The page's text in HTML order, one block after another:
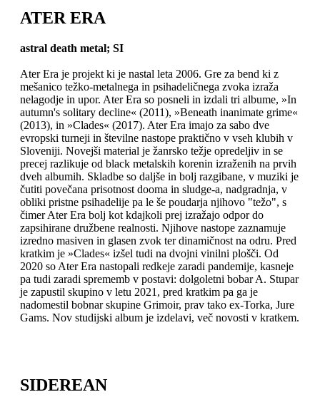
ATER ERA
astral death metal; SI
Ater Era je projekt ki je nastal leta 2006. Gre za bend ki z
mešanico težko-metalnega in psihadeličnega zvoka izraža
nelagodje in upor. Ater Era so posneli in izdali tri albume, »In
autumn's solitary decline« (2011), »Beneath inanimate grime«
(2013), in »Clades« (2017). Ater Era imajo za sabo dve
evropski turneji in številne nastope praktično v vseh klubih v
Sloveniji. Novejši material je žanrsko težje opredeljiv in se
precej razlikuje od black metalskih korenin izraženih na prvih
dveh albumih. Skladbe so daljše in bolj razgibane, v muziki je
čutiti povečana prisotnost dooma in sludge-a, nadgradnja, v
obliki pristne psihadelije pa le še poudarja njihovo "težo", s
čimer Ater Era bolj kot kdajkoli prej izražajo odpor do
zapsihirane družbene realnosti. Njihove nastope zaznamuje
izredno masiven in glasen zvok ter dinamičnost na odru. Pred
kratkim je »Clades« izšel tudi na dvojni vinilni plošči. Od
2020 so Ater Era nastopali redkeje zaradi pandemije, kasneje
pa tudi zaradi sprememb v postavi: dolgoletni bobar A. Stupar
je zapustil skupino v letu 2021, pred kratkim pa ga je
nadomestil bobnar skupine Grimoir, prav tako ex-Torka, Jure
Gams. Nov studijski album je izdelavi, več novosti v kratkem.
SIDEREAN